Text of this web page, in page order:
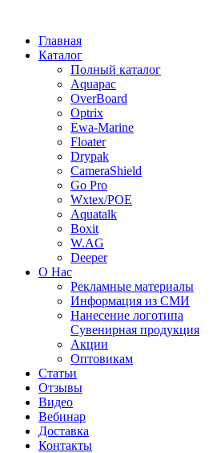
Главная
Каталог
Полный каталог
Aquapac
OverBoard
Optrix
Ewa-Marine
Floater
Drypak
CameraShield
Go Pro
Wxtex/POE
Aquatalk
Boxit
W.AG
Deeper
О Нас
Рекламные материалы
Информация из СМИ
Нанесение логотипа
Сувенирная продукция
Акции
Оптовикам
Статьи
Отзывы
Видео
Вебинар
Доставка
Контакты